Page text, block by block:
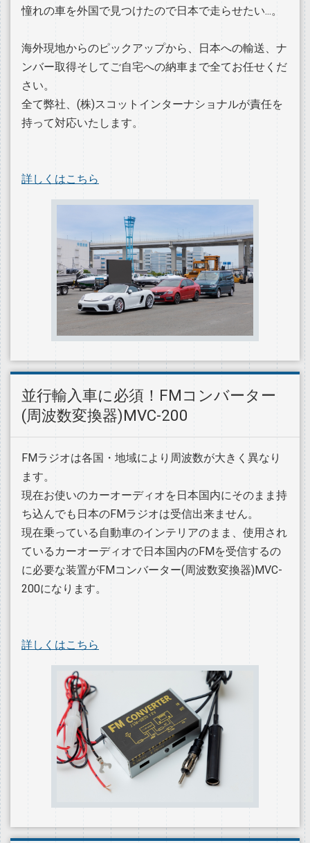
憧れの車を外国で見つけたので日本で走らせたい...。
海外現地からのピックアップから、日本への輸送、ナ
ンバー取得そしてご自宅への納車まで全てお任せくだ
さい。
全て弊社、(株)スコットインターナショナルが責任を
持って対応いたします。
詳しくはこちら
並行輸入車に必須！FMコンバーター
(周波数変換器)MVC-200
FMラジオは各国・地域により周波数が大きく異なり
ます。
現在お使いのカーオーディオを日本国内にそのまま持
ち込んでも日本のFMラジオは受信出来ません。
現在乗っている自動車のインテリアのまま、使用され
ているカーオーディオで日本国内のFMを受信するの
に必要な装置がFMコンバーター(周波数変換器)MVC-
200になります。
詳しくはこちら